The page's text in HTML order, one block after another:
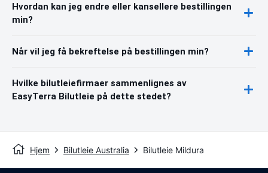
Hvordan kan jeg endre eller kansellere bestillingen
min?
Når vil jeg få bekreftelse på bestillingen min?
Hvilke bilutleiefirmaer sammenlignes av
EasyTerra Bilutleie på dette stedet?
Hjem Bilutleie Australia Bilutleie Mildura